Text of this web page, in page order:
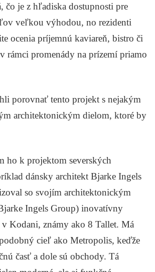
čo je z hľadiska dostupnosti pre
veľkou výhodou, no rezidenti
ocenia príjemnú kaviareň, bistro či
rámci promenády na prízemí priamo
porovnať tento projekt s nejakým
architektonickým dielom, ktoré by
ho k projektom severských
dánsky architekt Bjarke Ingels
so svojím architektonickým
Ingels Group) inovatívny
Kodani, známy ako 8 Tallet. Má
cieľ ako Metropolis, keďže
časť a dole sú obchody. Tá